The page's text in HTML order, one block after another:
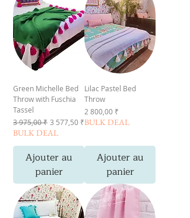
Green Michelle Bed
Throw with Fuschia
Tassel
Prix original
3 975,00 ₹ Prix promotionnel
3 577,50 ₹
BULK DEAL
Ajouter au
panier
Lilac Pastel Bed
Throw
Prix
2 800,00 ₹
BULK DEAL
Ajouter au
panier